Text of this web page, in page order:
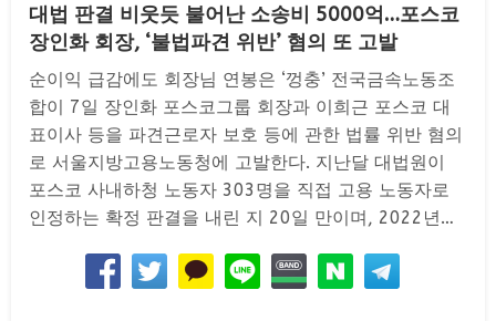
대법 판결 비웃듯 불어난 소송비 5000억…포스코
장인화 회장, ‘불법파견 위반’ 혐의 또 고발
순이익 급감에도 회장님 연봉은 ‘껑충’ 전국금속노동조
합이 7일 장인화 포스코그룹 회장과 이희근 포스코 대
표이사 등을 파견근로자 보호 등에 관한 법률 위반 혐의
로 서울지방고용노동청에 고발한다. 지난달 대법원이
포스코 사내하청 노동자 303명을 직접 고용 노동자로
인정하는 확정 판결을 내린 지 20일 만이며, 2022년…